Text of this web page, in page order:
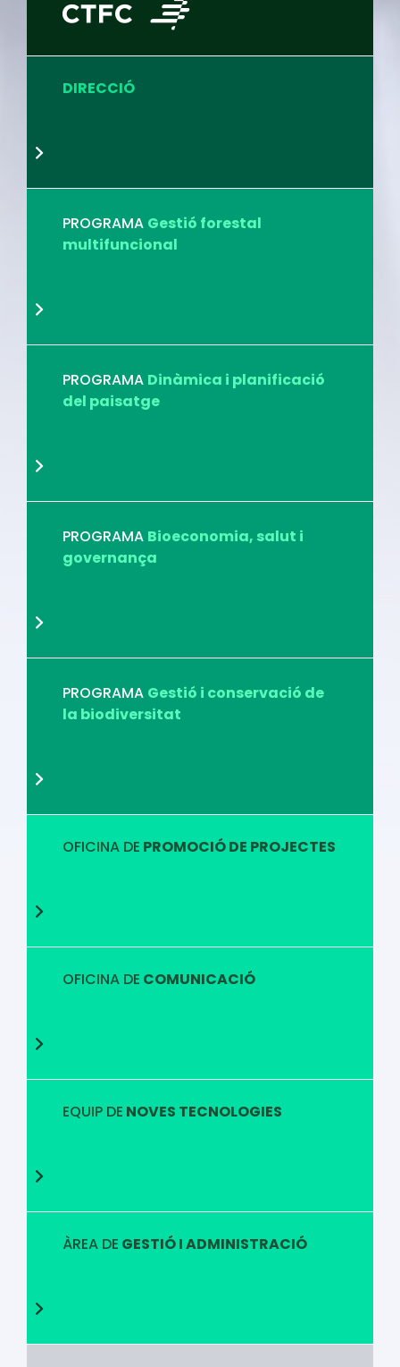
DIRECCIÓ
PROGRAMA Gestió forestal
multifuncional
PROGRAMA Dinàmica i planificació
del paisatge
PROGRAMA Bioeconomia, salut i
governança
PROGRAMA Gestió i conservació de
la biodiversitat
OFICINA DE PROMOCIÓ DE PROJECTES
OFICINA DE COMUNICACIÓ
EQUIP DE NOVES TECNOLOGIES
ÀREA DE GESTIÓ I ADMINISTRACIÓ